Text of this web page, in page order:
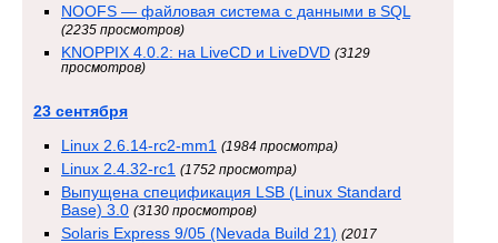
NOOFS — файловая система с данными в SQL
(2235 просмотров)
KNOPPIX 4.0.2: на LiveCD и LiveDVD (3129
просмотров)
23 сентября
Linux 2.6.14-rc2-mm1 (1984 просмотра)
Linux 2.4.32-rc1 (1752 просмотра)
Выпущена спецификация LSB (Linux Standard
Base) 3.0 (3130 просмотров)
Solaris Express 9/05 (Nevada Build 21) (2017